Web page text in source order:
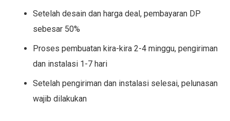
Setelah desain dan harga deal, pembayaran DP
sebesar 50%
Proses pembuatan kira-kira 2-4 minggu, pengiriman
dan instalasi 1-7 hari
Setelah pengiriman dan instalasi selesai, pelunasan
wajib dilakukan